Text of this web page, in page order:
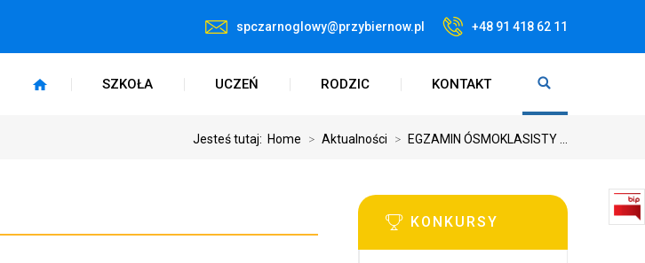
spczarnoglowy@przybiernow.pl +48 91 418 62 11
SZKOŁA UCZEŃ RODZIC KONTAKT
Jesteś tutaj: Home > Aktualności > EGZAMIN ÓSMOKLASISTY ...
KONKURSY